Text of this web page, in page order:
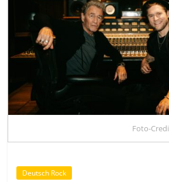
Foto-
Deutsch Rock